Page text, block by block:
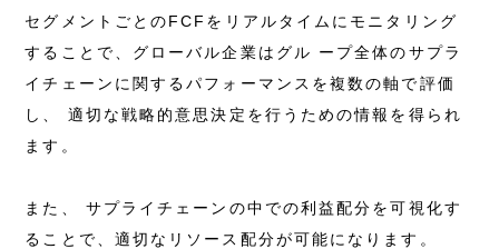
セグメントごとのFCFをリアルタイムにモニタリング
することで、グローバル企業はグル ープ全体のサプラ
イチェーンに関するパフォーマンスを複数の軸で評価
し、 適切な戦略的意思決定を行うための情報を得られ
ます。
また、 サプライチェーンの中での利益配分を可視化す
ることで、適切なリソース配分が可能になります。